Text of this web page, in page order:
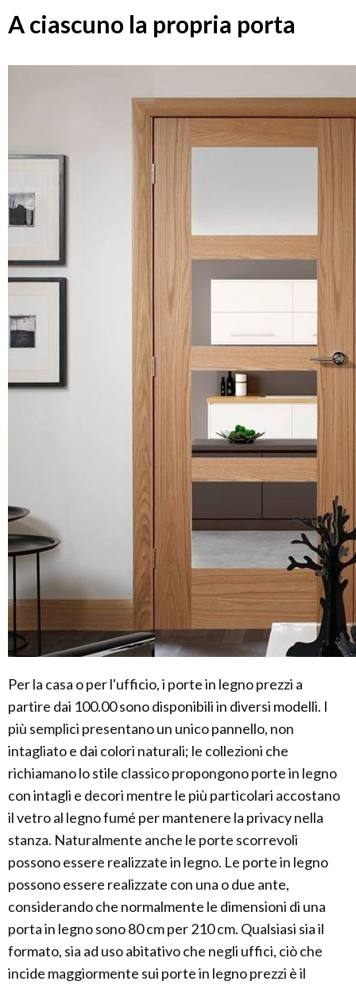
A ciascuno la propria porta
Per la casa o per l'ufficio, i porte in legno prezzi a
partire dai 100.00 sono disponibili in diversi modelli. I
più semplici presentano un unico pannello, non
intagliato e dai colori naturali; le collezioni che
richiamano lo stile classico propongono porte in legno
con intagli e decori mentre le più particolari accostano
il vetro al legno fumé per mantenere la privacy nella
stanza. Naturalmente anche le porte scorrevoli
possono essere realizzate in legno. Le porte in legno
possono essere realizzate con una o due ante,
considerando che normalmente le dimensioni di una
porta in legno sono 80 cm per 210 cm. Qualsiasi sia il
formato, sia ad uso abitativo che negli uffici, ciò che
incide maggiormente sui porte in legno prezzi è il